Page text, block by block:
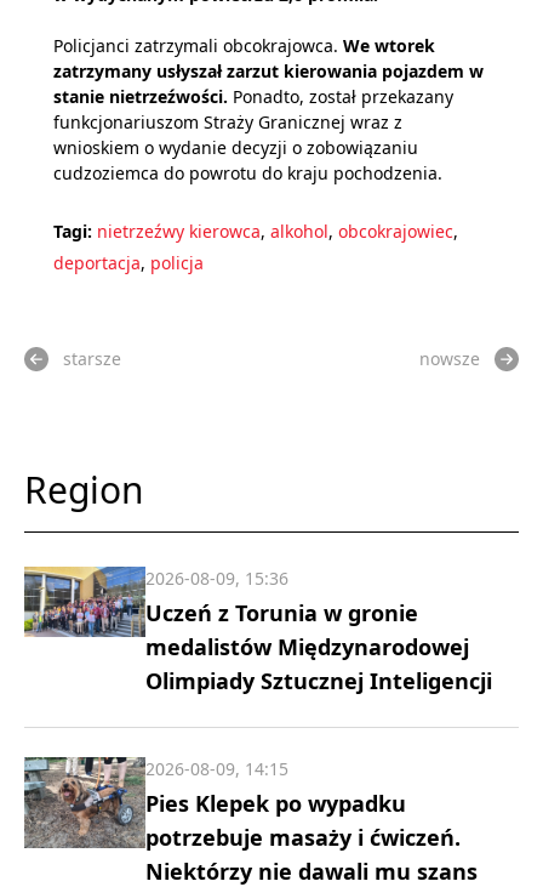
Policjanci zatrzymali obcokrajowca. We wtorek
zatrzymany usłyszał zarzut kierowania pojazdem w
stanie nietrzeźwości. Ponadto, został przekazany
funkcjonariuszom Straży Granicznej wraz z
wnioskiem o wydanie decyzji o zobowiązaniu
cudzoziemca do powrotu do kraju pochodzenia.
Tagi: nietrzeźwy kierowca, alkohol, obcokrajowiec,
deportacja, policja
starsze nowsze
Region
Uczeń z Torunia w gronie
medalistów Międzynarodowej
Olimpiady Sztucznej Inteligencji
2026-08-09, 15:36
Pies Klepek po wypadku
potrzebuje masaży i ćwiczeń.
Niektórzy nie dawali mu szans
2026-08-09, 14:15